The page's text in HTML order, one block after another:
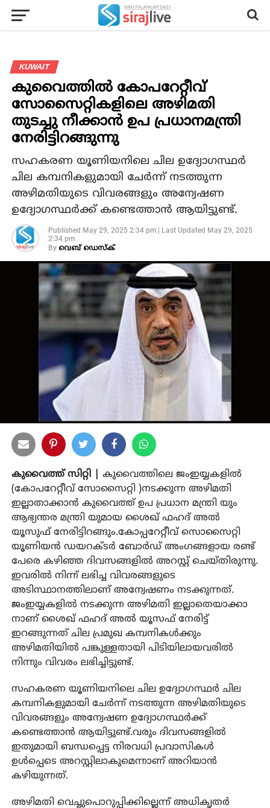
KUWAIT
കുവൈത്തിൽ കോപറേറ്റീവ്
സോസൈറ്റികളിലെ അഴിമതി
തുടച്ചു നീക്കാൻ ഉപ പ്രധാനമന്ത്രി
നേരിട്ടിറങ്ങുന്നു
സഹകരണ യൂണിയനിലെ ചില ഉദ്യോഗസ്ഥര്‍
ചില കമ്പനികളുമായി ചേര്‍ന്ന് നടത്തുന്ന
അഴിമതിയുടെ വിവരങ്ങളും അന്വേഷണ
ഉദ്യോഗസ്ഥര്‍ക്ക് കണ്ടെത്താന്‍ ആയിട്ടുണ്ട്.
Published May 29, 2025 2:34 pm| Last Updated May 29, 2025
2:34 pm
By വെബ് ഡെസ്‌ക്
കുവൈത്ത് സിറ്റി | കുവൈത്തിലെ ജംഇയ്യകളില്‍
(കോപറേറ്റീവ് സോസൈറ്റി )നടക്കുന്ന അഴിമതി
ഇല്ലാതാക്കാന്‍ കുവൈത്ത് ഉപ പ്രധാന മന്ത്രി യും
ആഭ്യന്തര മന്ത്രി യുമായ ശൈഖ് ഫഹദ് അല്‍
യൂസുഫ് നേരിട്ടിറങ്ങും.കോപ്പറേറ്റീവ് സൊസൈറ്റി
യൂണിയന്‍ ഡയറക്ടര്‍ ബോര്‍ഡ് അംഗങ്ങളായ രണ്ട്
പേരെ കഴിഞ്ഞ ദിവസങ്ങളില്‍ അറസ്റ്റ് ചെയ്തിരുന്നു.
ഇവരില്‍ നിന്ന് ലഭിച്ച വിവരങ്ങളുടെ
അടിസ്ഥാനത്തിലാണ് അന്വേഷണം നടക്കുന്നത്.
ജംഇയ്യകളില്‍ നടക്കുന്ന അഴിമതി ഇല്ലാതെയാക്കാ
നാണ് ശൈഖ് ഫഹദ് അല്‍ യൂസഫ് നേരിട്ട്
ഇറങ്ങുന്നത് ചില പ്രമുഖ കമ്പനികള്‍ക്കും
അഴിമതിയില്‍ പങ്കുള്ളതായി പിടിയിലായവരില്‍
നിന്നും വിവരം ലഭിച്ചിട്ടുണ്ട്.
സഹകരണ യൂണിയനിലെ ചില ഉദ്യോഗസ്ഥര്‍ ചില
കമ്പനികളുമായി ചേര്‍ന്ന് നടത്തുന്ന അഴിമതിയുടെ
വിവരങ്ങളും അന്വേഷണ ഉദ്യോഗസ്ഥര്‍ക്ക്
കണ്ടെത്താന്‍ ആയിട്ടുണ്ട്.വരും ദിവസങ്ങളില്‍
ഇതുമായി ബന്ധപ്പെട്ട നിരവധി പ്രവാസികള്‍
ഉള്‍പ്പെടെ അറസ്റ്റിലാകുമെന്നാണ് അറിയാന്‍
കഴിയുന്നത്.
അഴിമതി വെച്ചുപൊറുപ്പിക്കില്ലെന്ന് അധികൃതര്‍